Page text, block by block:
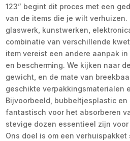
123” begint dit proces met een
van de items die je wilt verhuizen.
glaswerk, kunstwerken,
combinatie van verschillende
item vereist een andere aanpak
en bescherming. We kijken naar
gewicht, en de mate van
geschikte verpakkingsmaterialen
Bijvoorbeeld, bubbeltjesplastic
fantastisch voor het absorberen
stevige dozen essentieel zijn
Ons doel is om een